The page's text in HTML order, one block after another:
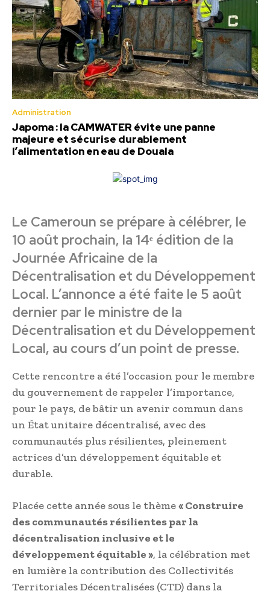
Administration
Japoma : la CAMWATER évite une panne
majeure et sécurise durablement
l’alimentation en eau de Douala
Le Cameroun se prépare à célébrer, le
10 août prochain, la 14ᵉ édition de la
Journée Africaine de la
Décentralisation et du Développement
Local. L’annonce a été faite le 5 août
dernier par le ministre de la
Décentralisation et du Développement
Local, au cours d’un point de presse.
Cette rencontre a été l’occasion pour le membre
du gouvernement de rappeler l’importance,
pour le pays, de bâtir un avenir commun dans
un État unitaire décentralisé, avec des
communautés plus résilientes, pleinement
actrices d’un développement équitable et
durable.
Placée cette année sous le thème« Construire
des communautés résilientes par la
décentralisation inclusive et le
développement équitable », la célébration met
en lumière la contribution des Collectivités
Territoriales Décentralisées (CTD) dans la